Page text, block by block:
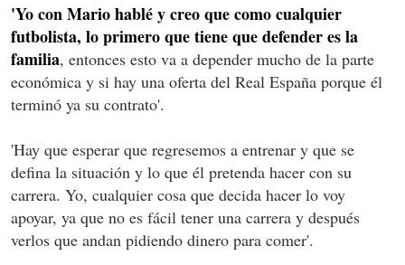
'Yo con Mario hablé y creo que como cualquier
futbolista, lo primero que tiene que defender es la
familia, entonces esto va a depender mucho de la parte
económica y si hay una oferta del Real España porque él
terminó ya su contrato'.
'Hay que esperar que regresemos a entrenar y que se
defina la situación y lo que él pretenda hacer con su
carrera. Yo, cualquier cosa que decida hacer lo voy
apoyar, ya que no es fácil tener una carrera y después
verlos que andan pidiendo dinero para comer'.